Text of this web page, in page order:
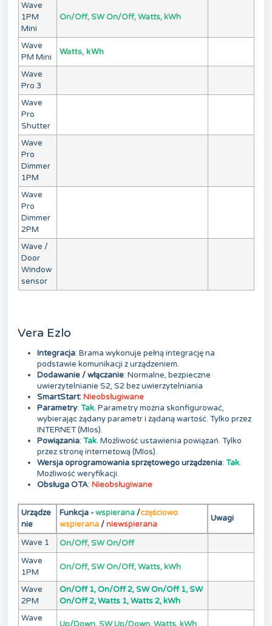
Wave
1PM
Mini
On/Off, SW On/Off, Watts, kWh
Wave
PM Mini
Watts, kWh
Wave
Pro 3
Wave
Pro
Shutter
Wave
Pro
Dimmer
1PM
Wave
Pro
Dimmer
2PM
Wave /
Door
Window
sensor
Vera Ezlo
Integracja: Brama wykonuje pełną integrację na
podstawie komunikacji z urządzeniem.
Dodawanie / włączanie: Normalne, bezpieczne
uwierzytelnianie S2, S2 bez uwierzytelniania
SmartStart:Nieobsługiwane
Parametry: Tak. Parametry można skonfigurować,
wybierając żądany parametr i żądaną wartość. Tylko przez
INTERNET (MIos).
Powiązania: Tak. Możliwość ustawienia powiązań. Tylko
przez stronę internetową (MIos).
Wersja oprogramowania sprzętowego urządzenia: Tak.
Możliwość weryfikacji.
Obsługa OTA: Nieobsługiwane
Urządze
nie
Funkcja -wspierana/częściowo
wspierana/niewspierana
Uwagi
Wave 1
On/Off, SW On/Off
Wave
1PM
On/Off, SW On/Off, Watts, kWh
Wave
2PM
On/Off 1, On/Off 2, SW On/Off 1, SW
On/Off 2, Watts 1, Watts 2, kWh
Wave